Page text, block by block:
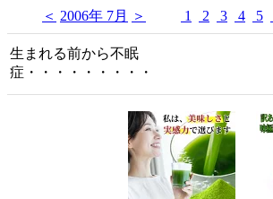
＜ 2006年 7月 ＞ 1 2 3 4 5
生まれる前から不眠
症・・・・・・・・・